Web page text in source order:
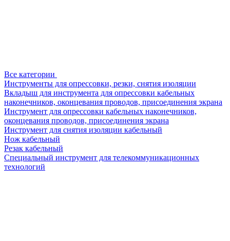
Все категории
Инструменты для опрессовки, резки, снятия изоляции
Вкладыш для инструмента для опрессовки кабельных
наконечников, оконцевания проводов, присоединения экрана
Инструмент для опрессовки кабельных наконечников,
оконцевания проводов, присоединения экрана
Инструмент для снятия изоляции кабельный
Нож кабельный
Резак кабельный
Специальный инструмент для телекоммуникационных
технологий